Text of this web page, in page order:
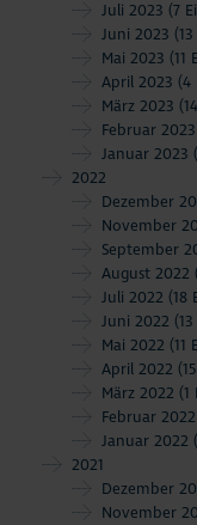
Juli 2023 (7
Juni 2023
Mai 2023 (11
April 2023 (4
März 2023
Februar 2023
Januar 2023
2022
Dezember
November
September
August 2022
Juli 2022 (18
Juni 2022
Mai 2022 (11
April 2022
März 2022 (1
Februar 2022
Januar 2022
2021
Dezember
November